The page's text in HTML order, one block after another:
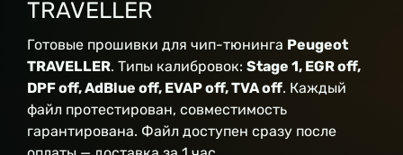
TRAVELLER
Готовые прошивки для чип-тюнинга Peugeot
TRAVELLER. Типы калибровок: Stage 1, EGR off,
DPF off, AdBlue off, EVAP off, TVA off. Каждый
файл протестирован, совместимость
гарантирована. Файл доступен сразу после